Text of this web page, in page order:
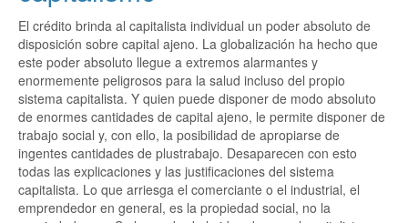
El crédito brinda al capitalista individual un poder absoluto de
disposición sobre capital ajeno. La globalización ha hecho que
este poder absoluto llegue a extremos alarmantes y
enormemente peligrosos para la salud incluso del propio
sistema capitalista. Y quien puede disponer de modo absoluto
de enormes cantidades de capital ajeno, le permite disponer de
trabajo social y, con ello, la posibilidad de apropiarse de
ingentes cantidades de plustrabajo. Desaparecen con esto
todas las explicaciones y las justificaciones del sistema
capitalista. Lo que arriesga el comerciante o el industrial, el
emprendedor en general, es la propiedad social, no la